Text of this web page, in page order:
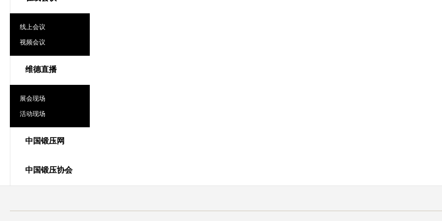
线上会议
视频会议
维德直播
展会现场
活动现场
中国锻压网
中国锻压协会